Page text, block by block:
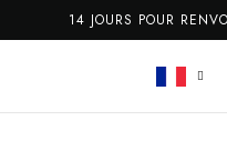
14 JOURS POUR RENVOYER